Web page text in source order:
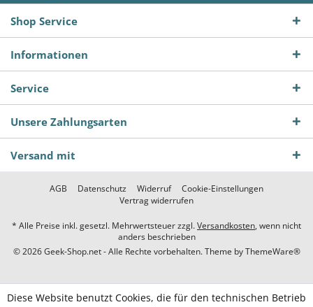
Shop Service
Informationen
Service
Unsere Zahlungsarten
Versand mit
AGB Datenschutz Widerruf
Cookie-Einstellungen
Vertrag widerrufen
* Alle Preise inkl. gesetzl. Mehrwertsteuer zzgl.Versandkosten, wenn nicht
anders beschrieben
© 2026 Geek-Shop.net - Alle Rechte vorbehalten. Theme byThemeWare®
Diese Website benutzt Cookies, die für den technischen Betrieb